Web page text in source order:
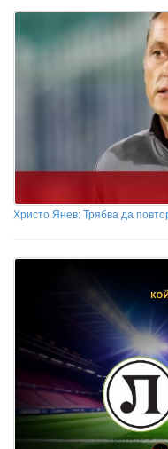
Христо Янев: Трябва да